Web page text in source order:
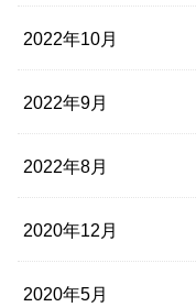
2022年10月
2022年9月
2022年8月
2020年12月
2020年5月